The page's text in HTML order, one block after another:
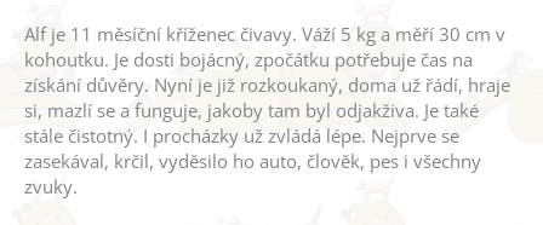
Alf je 11 měsíční kříženec čivavy. Váží 5 kg a měří 30 cm v
kohoutku. Je dosti bojácný, zpočátku potřebuje čas na
získání důvěry. Nyní je již rozkoukaný, doma už řádí, hraje
si, mazlí se a funguje, jakoby tam byl odjakživa. Je také
stále čistotný. I procházky už zvládá lépe. Nejprve se
zasekával, krčil, vyděsilo ho auto, člověk, pes i všechny
zvuky.